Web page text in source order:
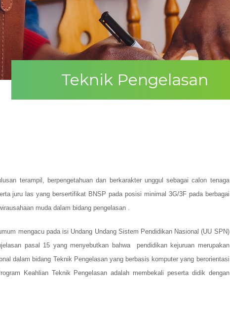
Teknik Pengelasan
terampil, berpengetahuan dan berkarakter unggul sebagai calon tenaga
juru las yang bersertifikat BNSP pada posisi minimal 3G/3F pada berbagai
muda dalam bidang pengelasan .
mengacu pada isi Undang Undang Sistem Pendidikan Nasional (UU SPN)
pasal 15 yang menyebutkan bahwa pendidikan kejuruan merupakan
dalam bidang Teknik Pengelasan yang berbasis komputer yang berorientasi
Keahlian Teknik Pengelasan adalah membekali peserta didik dengan